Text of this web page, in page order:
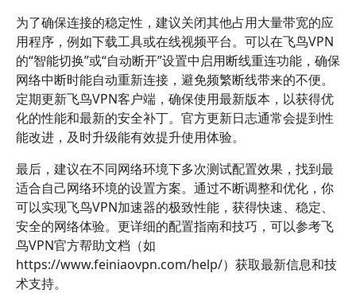
为了确保连接的稳定性，建议关闭其他占用大量带宽的应
用程序，例如下载工具或在线视频平台。可以在飞鸟VPN
的“智能切换”或“自动断开”设置中启用断线重连功能，确保
网络中断时能自动重新连接，避免频繁断线带来的不便。
定期更新飞鸟VPN客户端，确保使用最新版本，以获得优
化的性能和最新的安全补丁。官方更新日志通常会提到性
能改进，及时升级能有效提升使用体验。
最后，建议在不同网络环境下多次测试配置效果，找到最
适合自己网络环境的设置方案。通过不断调整和优化，你
可以实现飞鸟VPN加速器的极致性能，获得快速、稳定、
安全的网络体验。更详细的配置指南和技巧，可以参考飞
鸟VPN官方帮助文档（如
https://www.feiniaovpn.com/help/）获取最新信息和技
术支持。